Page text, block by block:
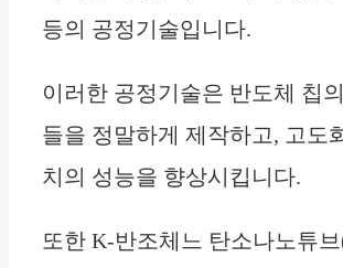
등의 공정기술입니다.
이러한 공정기술은 반도체 칩
들을 정말하게 제작하고, 고도
치의 성능을 향상시킵니다.
또한 K-반조체느 탄소나노튜